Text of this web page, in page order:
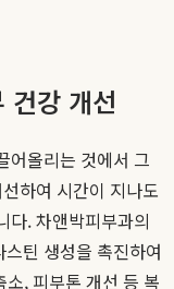
건강 개선
어올리는 것에서 그
하여 시간이 지나도
다. 차앤박피부과의
틴 생성을 촉진하여
, 피부톤 개선 등 복